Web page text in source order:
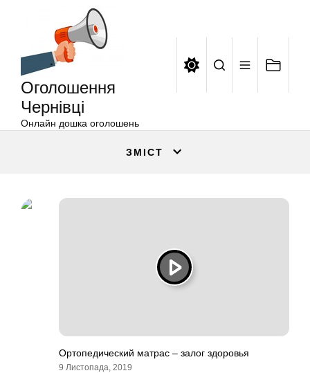
Оголошення
Чернівці
Онлайн дошка оголошень
ЗМІСТ
Ортопедический матрас – залог здоровья
9 Листопада, 2019